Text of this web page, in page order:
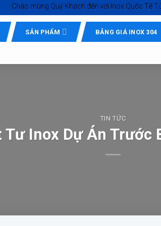
mừng Quý Khách đến vớiInox Quốc Tế Tứ Minh -
SẢN PHẨM BẢNG GIÁ INOX 304
TIN TỨC
Tư Inox Dự Án